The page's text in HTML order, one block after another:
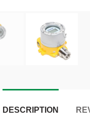
DESCRIPTION